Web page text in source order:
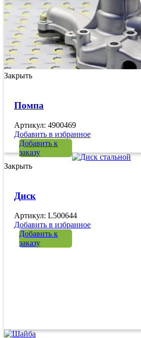
Закрыть
Помпа
Артикул: 4900469
Добавить в избранное
Добавить к
заказу
Закрыть
Диск
Артикул: L500644
Добавить в избранное
Добавить к
заказу